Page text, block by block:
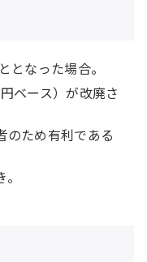
となった場合。
ベース）が改廃さ
のため有利である